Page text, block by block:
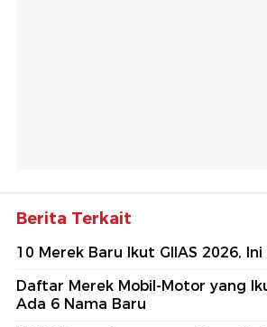
Berita Terkait
10 Merek Baru Ikut GIIAS 2026,
Daftar Merek Mobil-Motor yang
Ada 6 Nama Baru